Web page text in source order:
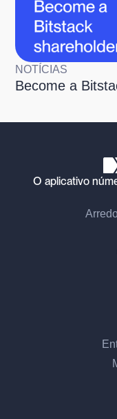
NOTÍCIAS
Become a
O aplicativo